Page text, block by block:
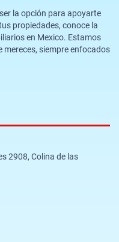
la opción para apoyarte
propiedades, conoce la
en Mexico. Estamos
mereces, siempre enfocados
2908, Colina de las